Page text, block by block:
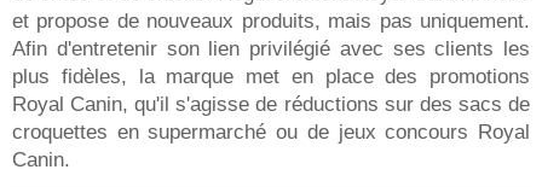
et propose de nouveaux produits, mais pas uniquement.
Afin d'entretenir son lien privilégié avec ses clients les
plus fidèles, la marque met en place des promotions
Royal Canin, qu'il s'agisse de réductions sur des sacs de
croquettes en supermarché ou de jeux concours Royal
Canin.